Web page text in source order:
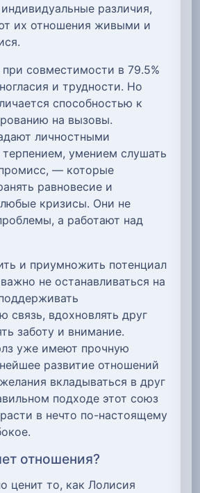
различия,
их отношения живыми и
совместимости в 79.5%
и трудности. Но
способностью к
на вызовы.
личностными
умением слушать
— которые
равновесие и
кризисы. Они не
а работают над
и приумножить потенциал
не останавливаться на
связь, вдохновлять друг
заботу и внимание.
уже имеют прочную
развитие отношений
вкладываться в друг
подходе этот союз
в нечто по-настоящему
отношения?
ценит то, как Лолисия